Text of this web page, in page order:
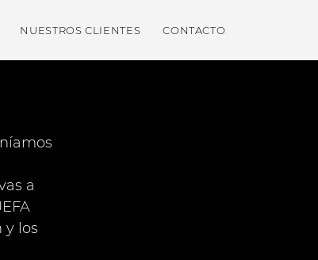
NUESTROS CLIENTES CONTACTO
a
y los